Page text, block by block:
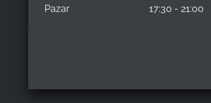
Pazar
17:30 - 21:00